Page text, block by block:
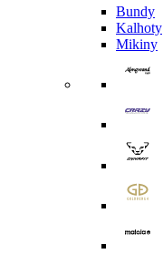
Bundy
Kalhoty
Mikiny